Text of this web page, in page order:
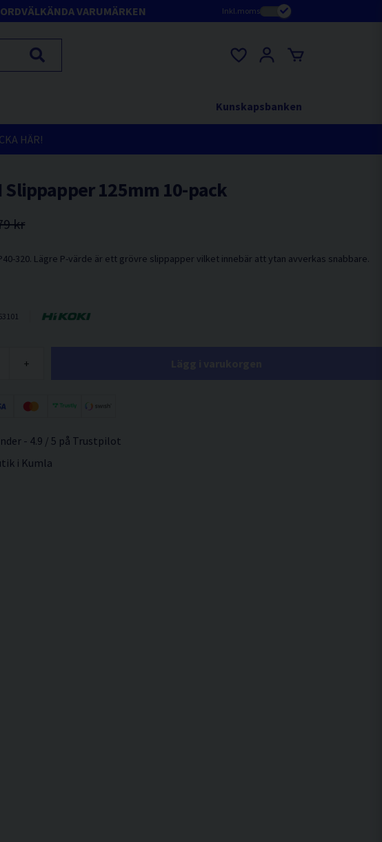
VÄLKÄNDA VARUMÄRKEN Inkl.moms
Kunskapsbanken
HÄR!
Slippapper 125mm 10-pack
kr
320. Lägre P-värde är ett grövre slippapper vilket innebär att ytan avverkas snabbare.
+
- 4.9 / 5 på Trustpilot
i Kumla